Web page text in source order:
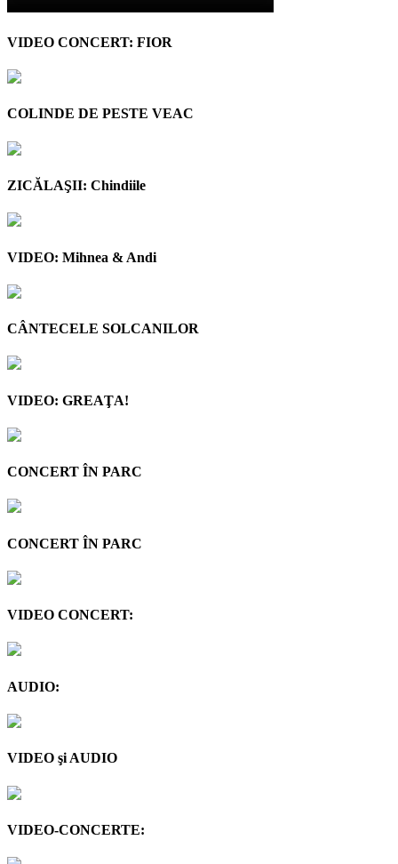
VIDEO CONCERT: FIOR
COLINDE DE PESTE VEAC
ZICĂLAŞII: Chindiile
VIDEO: Mihnea & Andi
CÂNTECELE SOLCANILOR
VIDEO: GREAŢA!
CONCERT ÎN PARC
CONCERT ÎN PARC
VIDEO CONCERT:
AUDIO:
VIDEO şi AUDIO
VIDEO-CONCERTE: